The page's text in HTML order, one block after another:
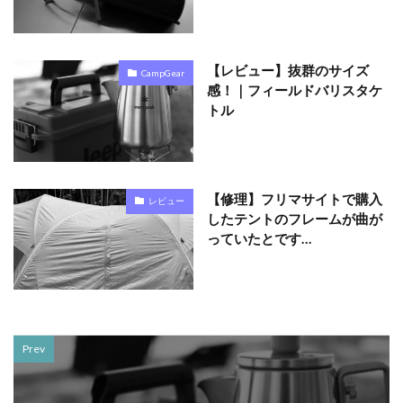
CampGear
【レビュー】抜群のサイズ
感！｜フィールドバリスタケ
トル
レビュー
【修理】フリマサイトで購入
したテントのフレームが曲が
っていたとです…
Prev